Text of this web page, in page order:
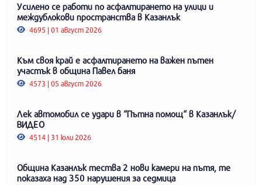
Усилено се работи по асфалтирането на улици и
междублокови пространства в Казанлък
4695 | 01 август 2026
Към своя край е асфалтирането на важен пътен
участък в община Павел баня
4573 | 05 август 2026
Лек автомобил се удари в “Пътна помощ“ в Казанлък/
ВИДЕО
4514 | 31 юли 2026
Община Казанлък тества 2 нови камери на пътя, те
показаха над 350 нарушения за седмица